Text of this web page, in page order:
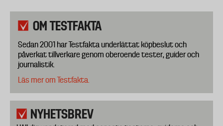
OM TESTFAKTA
Sedan 2001 har Testfakta underlättat köpbeslut och
påverkat tillverkare genom oberoende tester, guider och
journalistik.
Läs mer om Testfakta.
NYHETSBREV